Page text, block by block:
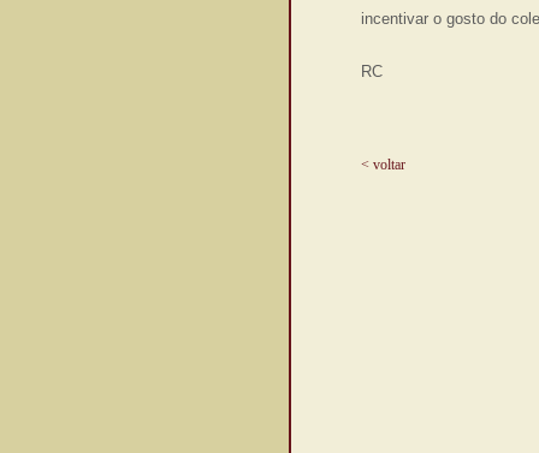
incentivar o gosto do
RC
< voltar